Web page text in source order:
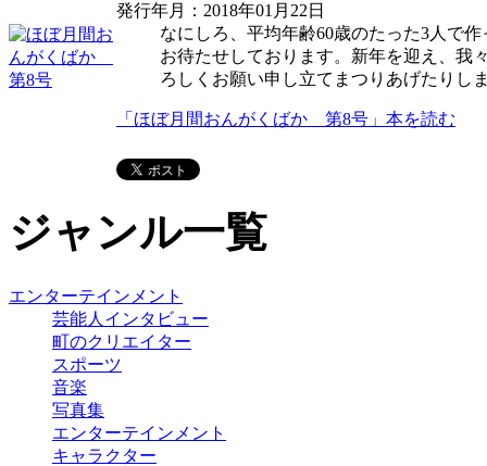
発行年月：2018年01月22日
なにしろ、平均年齢60歳のたった3人で
お待たせしております。新年を迎え、我
ろしくお願い申し立てまつりあげたりし
「ほぼ月間おんがくばか 第8号」本を読む
ジャンル一覧
エンターテインメント
芸能人インタビュー
町のクリエイター
スポーツ
音楽
写真集
エンターテインメント
キャラクター